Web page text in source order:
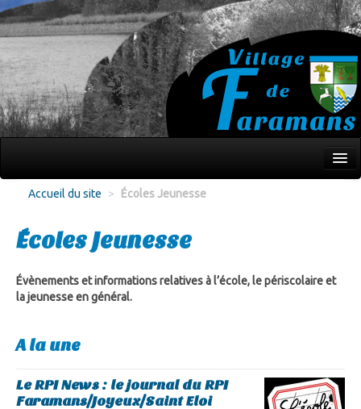
Culture Loisirs
Associations
Infos pratiques
Accueil du site > Écoles Jeunesse
Écoles Jeunesse
Évènements et informations relatives à l’école, le périscolaire et
la jeunesse en général.
A la une
Le RPI News : le journal du RPI
Faramans/Joyeux/Saint Eloi